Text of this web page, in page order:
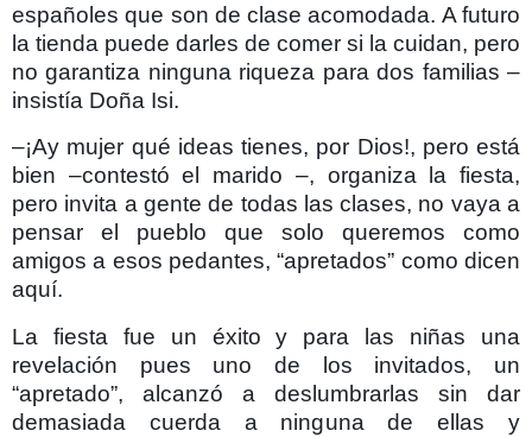
españoles que son de clase acomodada. A futuro
la tienda puede darles de comer si la cuidan, pero
no garantiza ninguna riqueza para dos familias –
insistía Doña Isi.
–¡Ay mujer qué ideas tienes, por Dios!, pero está
bien –contestó el marido –, organiza la fiesta,
pero invita a gente de todas las clases, no vaya a
pensar el pueblo que solo queremos como
amigos a esos pedantes, “apretados” como dicen
aquí.
La fiesta fue un éxito y para las niñas una
revelación pues uno de los invitados, un
“apretado”, alcanzó a deslumbrarlas sin dar
demasiada cuerda a ninguna de ellas y